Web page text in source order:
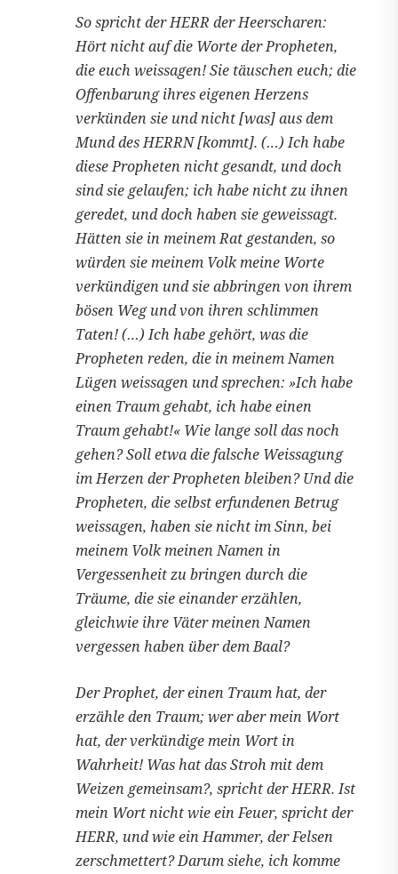
So spricht der HERR der Heerscharen:
Hört nicht auf die Worte der Propheten,
die euch weissagen! Sie täuschen euch; die
Offenbarung ihres eigenen Herzens
verkünden sie und nicht [was] aus dem
Mund des HERRN [kommt]. (…) Ich habe
diese Propheten nicht gesandt, und doch
sind sie gelaufen; ich habe nicht zu ihnen
geredet, und doch haben sie geweissagt.
Hätten sie in meinem Rat gestanden, so
würden sie meinem Volk meine Worte
verkündigen und sie abbringen von ihrem
bösen Weg und von ihren schlimmen
Taten! (…) Ich habe gehört, was die
Propheten reden, die in meinem Namen
Lügen weissagen und sprechen: »Ich habe
einen Traum gehabt, ich habe einen
Traum gehabt!« Wie lange soll das noch
gehen? Soll etwa die falsche Weissagung
im Herzen der Propheten bleiben? Und die
Propheten, die selbst erfundenen Betrug
weissagen, haben sie nicht im Sinn, bei
meinem Volk meinen Namen in
Vergessenheit zu bringen durch die
Träume, die sie einander erzählen,
gleichwie ihre Väter meinen Namen
vergessen haben über dem Baal?
Der Prophet, der einen Traum hat, der
erzähle den Traum; wer aber mein Wort
hat, der verkündige mein Wort in
Wahrheit! Was hat das Stroh mit dem
Weizen gemeinsam?, spricht der HERR. Ist
mein Wort nicht wie ein Feuer, spricht der
HERR, und wie ein Hammer, der Felsen
zerschmettert? Darum siehe, ich komme